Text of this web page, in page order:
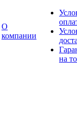
О
компании
на